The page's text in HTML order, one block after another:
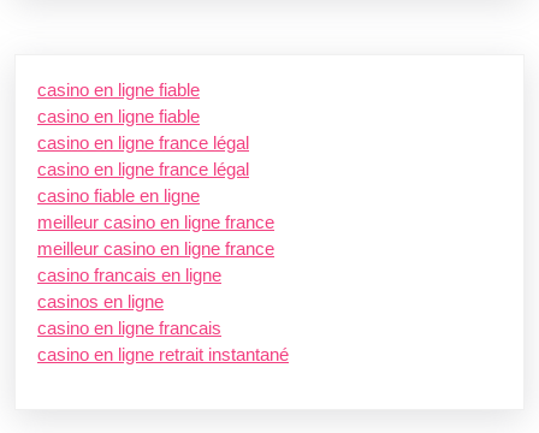
casino en ligne fiable
casino en ligne fiable
casino en ligne france légal
casino en ligne france légal
casino fiable en ligne
meilleur casino en ligne france
meilleur casino en ligne france
casino francais en ligne
casinos en ligne
casino en ligne francais
casino en ligne retrait instantané